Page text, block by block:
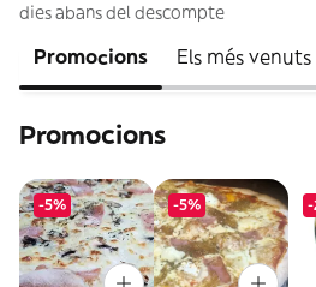
dies abans del descompte
Promocions Els més venuts
Promocions
-5% -5% -